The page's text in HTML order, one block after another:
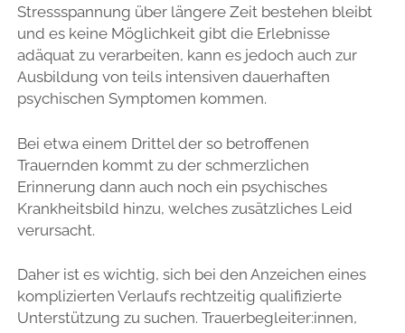
Stressspannung über längere Zeit bestehen bleibt
und es keine Möglichkeit gibt die Erlebnisse
adäquat zu verarbeiten, kann es jedoch auch zur
Ausbildung von teils intensiven dauerhaften
psychischen Symptomen kommen.
Bei etwa einem Drittel der so betroffenen
Trauernden kommt zu der schmerzlichen
Erinnerung dann auch noch ein psychisches
Krankheitsbild hinzu, welches zusätzliches Leid
verursacht.
Daher ist es wichtig, sich bei den Anzeichen eines
komplizierten Verlaufs rechtzeitig qualifizierte
Unterstützung zu suchen. Trauerbegleiter:innen,